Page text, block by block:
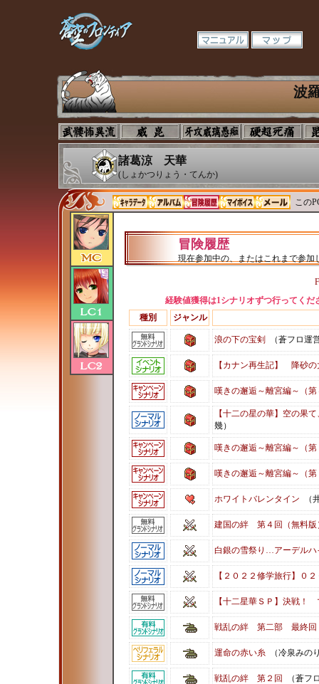
波
諸葛涼 天華
(しょかつりょう・てんか)
この
冒険履歴
現在参加中の、またはこれまで参
経験値獲得は1シナリオずつ行ってく
種別
ジャンル
浪の下の宝剣 （蒼フロ運
【カナン再生記】 降砂
嘆きの邂逅～離宮編～（
【十二の星の華】空の果
幾）
嘆きの邂逅～離宮編～（
嘆きの邂逅～離宮編～（
ホワイトバレンタイン （
建国の絆 第４回（無料版
白銀の雪祭り…アーデルハ
【２０２２修学旅行】０
【十二星華ＳＰ】決戦！
戦乱の絆 第二部 最終回
運命の赤い糸 （冷泉みの
戦乱の絆 第２回 （蒼フ